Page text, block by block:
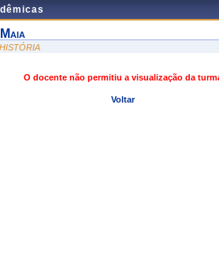
O docente não permitiu a visualização da
Voltar